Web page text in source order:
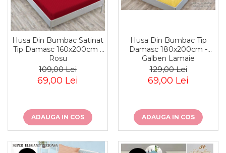
Husa Din Bumbac Satinat
Tip Damasc 160x200cm -
Rosu
109,00 Lei
69,00 Lei
ADAUGA IN COS
Husa Din Bumbac Tip
Damasc 180x200cm -
Galben Lamaie
129,00 Lei
69,00 Lei
ADAUGA IN COS